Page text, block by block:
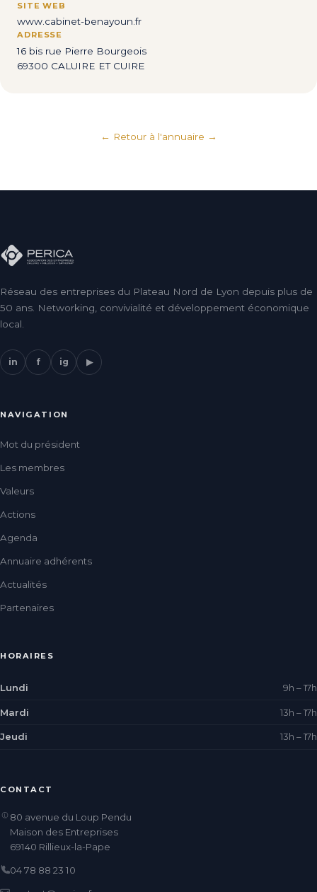
SITE WEB
www.cabinet-benayoun.fr
ADRESSE
16 bis rue Pierre Bourgeois
69300 CALUIRE ET CUIRE
← Retour à l'annuaire
Réseau des entreprises du Plateau Nord de Lyon depuis plus de
50 ans. Networking, convivialité et développement économique
local.
in f ig ▶
NAVIGATION
Mot du président
Les membres
Valeurs
Actions
Agenda
Annuaire adhérents
Actualités
Partenaires
HORAIRES
Lundi 9h – 17h
Mardi 13h – 17h
Jeudi 13h – 17h
CONTACT
80 avenue du Loup Pendu
Maison des Entreprises
69140 Rillieux-la-Pape
04 78 88 23 10